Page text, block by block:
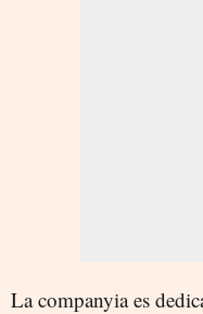
La companyia es